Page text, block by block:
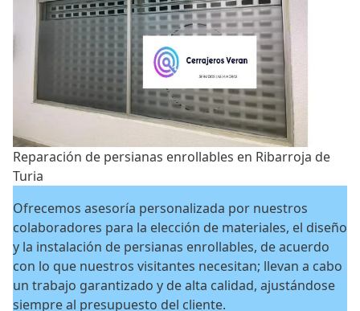
Reparación de persianas enrollables en Ribarroja de
Turia
Ofrecemos asesoría personalizada por nuestros
colaboradores para la elección de materiales, el diseño
y la instalación de persianas enrollables, de acuerdo
con lo que nuestros visitantes necesitan; llevan a cabo
un trabajo garantizado y de alta calidad, ajustándose
siempre al presupuesto del cliente.